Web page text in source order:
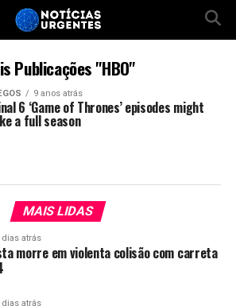
Publicações "HBO"
9 anos atrás
6 ‘Game of Thrones’ episodes might
a full season
MAIS LIDAS
dias atrás
morre em violenta colisão com carreta
dias atrás